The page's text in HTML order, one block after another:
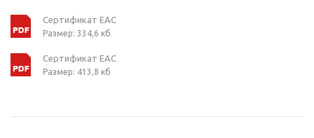
Сертификат ЕАС
Размер: 334,6 кб
Сертификат ЕАС
Размер: 413,8 кб